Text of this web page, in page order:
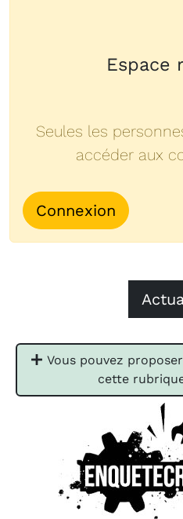
Espace
Seules les
accéder aux
Connexion
Vous pouvez
cette